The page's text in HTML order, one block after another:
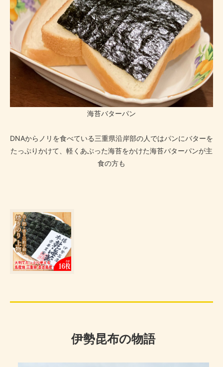
海苔バターパン
DNAからノリを食べている三重県沿岸部の人ではパンにバターを
たっぷりかけて、軽くあぶった海苔をかけた海苔バターパンが主
食の方も
伊勢昆布の物語